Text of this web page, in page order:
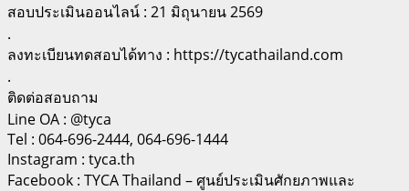
️สอบประเมินออนไลน์ : 21 มิถุนายน 2569
.
ลงทะเบียนทดสอบได้ทาง : https://tycathailand.com
.
ติดต่อสอบถาม
Line OA : @tyca
Tel : 064-696-2444, 064-696-1444
Instagram : tyca.th
Facebook : TYCA Thailand – ศูนย์ประเมินศักยภาพและ